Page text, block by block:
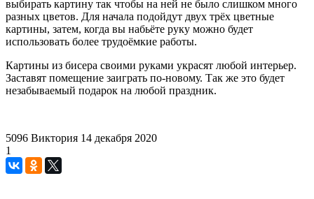
выбирать картину так чтобы на ней не было слишком много
разных цветов. Для начала подойдут двух трёх цветные
картины, затем, когда вы набьёте руку можно будет
использовать более трудоёмкие работы.
Картины из бисера своими руками украсят любой интерьер.
Заставят помещение заиграть по-новому. Так же это будет
незабываемый подарок на любой праздник.
5096 Виктория 14 декабря 2020
1